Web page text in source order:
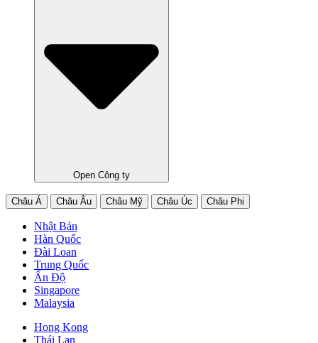
Open Công ty
Châu Á Châu Âu Châu Mỹ Châu Úc Châu Phi
Nhật Bản
Hàn Quốc
Đài Loan
Trung Quốc
Ấn Độ
Singapore
Malaysia
Hong Kong
Thái Lan